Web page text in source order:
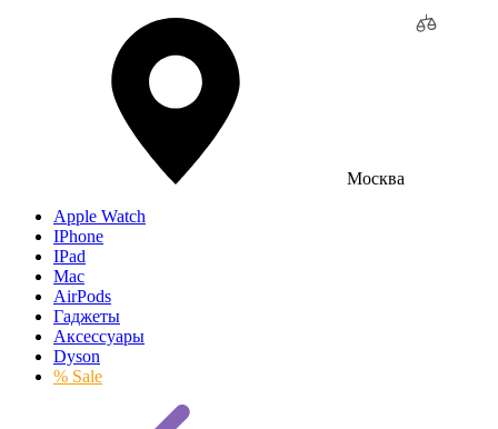
Москва
Apple Watch
IPhone
IPad
Mac
AirPods
Гаджеты
Аксессуары
Dyson
% Sale